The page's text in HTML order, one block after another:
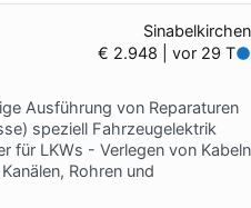
Sinabelkirchen
€ 2.948 | vor 29 T
Ausführung von Reparaturen
speziell Fahrzeugelektrik
für LKWs - Verlegen von Kabeln
Rohren und